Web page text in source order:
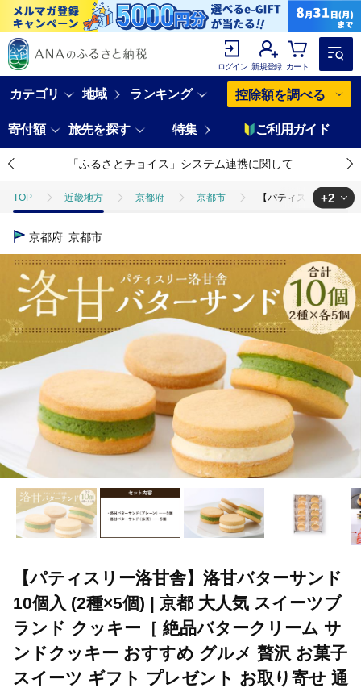
ログイン 新規登録 カート
カテゴリ 地域 ランキング 控除額を調べる
寄付額 旅先を探す 特集 ご利用ガイド
「ふるさとチョイス」システム連携に関して
TOP 近畿地方 京都府 京都市 【パティスリー洛甘
TOP
TOP パン・菓子類 洋菓子 焼き菓子 【パティスリ
+2
京都府 京都市
【パティスリー洛甘舎】洛甘バターサンド
10個入 (2種×5個) | 京都 大人気 スイーツブ
ランド クッキー［ 絶品バタークリーム サ
ンドクッキー おすすめ グルメ 贅沢 お菓子
スイーツ ギフト プレゼント お取り寄せ 通